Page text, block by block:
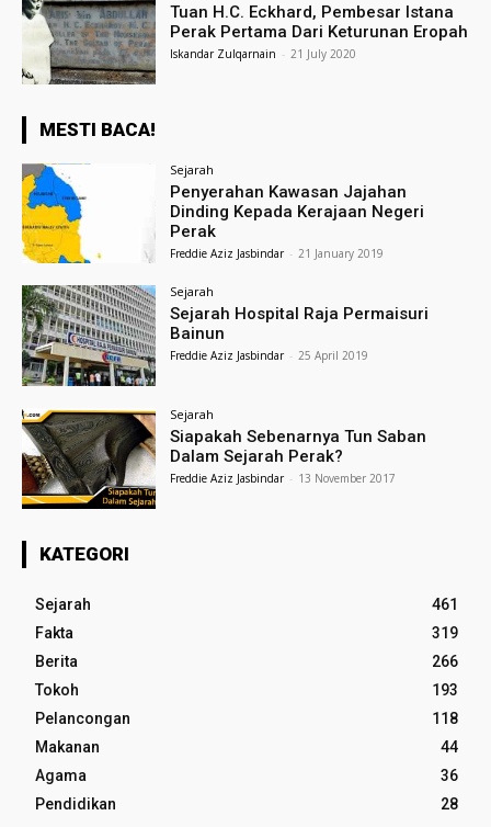
Tuan H.C. Eckhard, Pembesar Istana
Perak Pertama Dari Keturunan Eropah
Iskandar Zulqarnain - 21 July 2020
MESTI BACA!
Sejarah
Penyerahan Kawasan Jajahan
Dinding Kepada Kerajaan Negeri
Perak
Freddie Aziz Jasbindar - 21 January 2019
Sejarah
Sejarah Hospital Raja Permaisuri
Bainun
Freddie Aziz Jasbindar - 25 April 2019
Sejarah
Siapakah Sebenarnya Tun Saban
Dalam Sejarah Perak?
Freddie Aziz Jasbindar - 13 November 2017
KATEGORI
Sejarah
461
Fakta
319
Berita
266
Tokoh
193
Pelancongan
118
Makanan
44
Agama
36
Pendidikan
28